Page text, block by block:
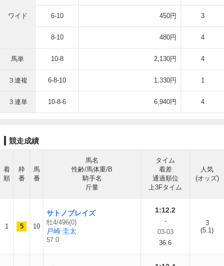
ワイド 6-10 450円 3
8-10 480円 4
馬単 10-8 2,130円 4
３連複 6-8-10 1,330円 1
３連単 10-8-6 6,940円 4
競走成績
着
順
枠
番
馬
番
馬名
性齢/馬体重/B
騎手名
斤量
タイム
着差
通過順位
上3Fタイム
人気
(オッズ)
1 5 10
サトノブレイズ
牡4/496(0)
戸崎 圭太
57.0
1:12.2
-
03-03
36.6
3
(5.1)